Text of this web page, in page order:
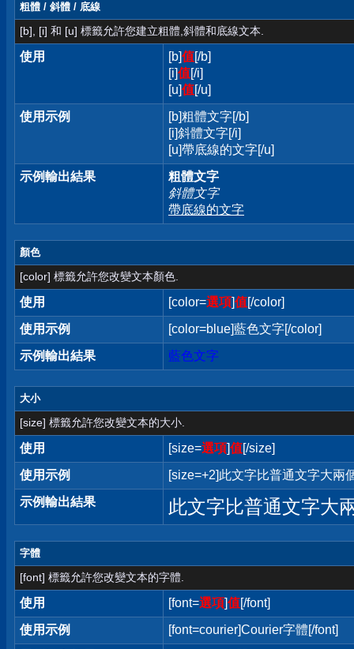
粗體 / 斜體 / 底線
[b], [i] 和 [u] 標籤允許您建立粗體,斜體和底線文本.
使用 [b]值[/b]
[i]值[/i]
[u]值[/u]
使用示例
[b]粗體文字[/b]
[i]斜體文字[/i]
[u]帶底線的文字[/u]
示例輸出結果
粗體文字
斜體文字
帶底線的文字
顏色
[color] 標籤允許您改變文本顏色.
使用 [color=選項]值[/color]
使用示例
[color=blue]藍色文字[/color]
示例輸出結果
藍色文字
大小
[size] 標籤允許您改變文本的大小.
使用 [size=選項]值[/size]
使用示例
[size=+2]此文字比普通文字大兩
示例輸出結果
此文字比普通文字大
字體
[font] 標籤允許您改變文本的字體.
使用 [font=選項]值[/font]
使用示例
[font=courier]Courier字體[/font]